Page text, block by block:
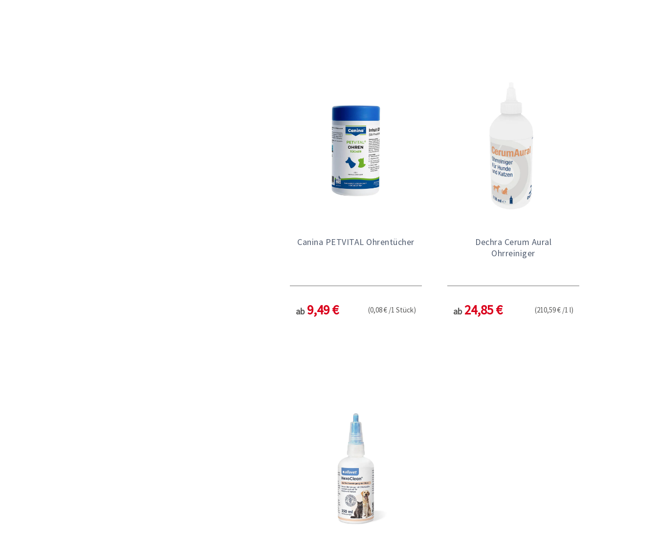
Canina PETVITAL Ohrentücher
ab 9,49 € (0,08 € /1 Stück)
Dechra Cerum Aural
Ohrreiniger
ab 24,85 € (210,59 € /1 l)